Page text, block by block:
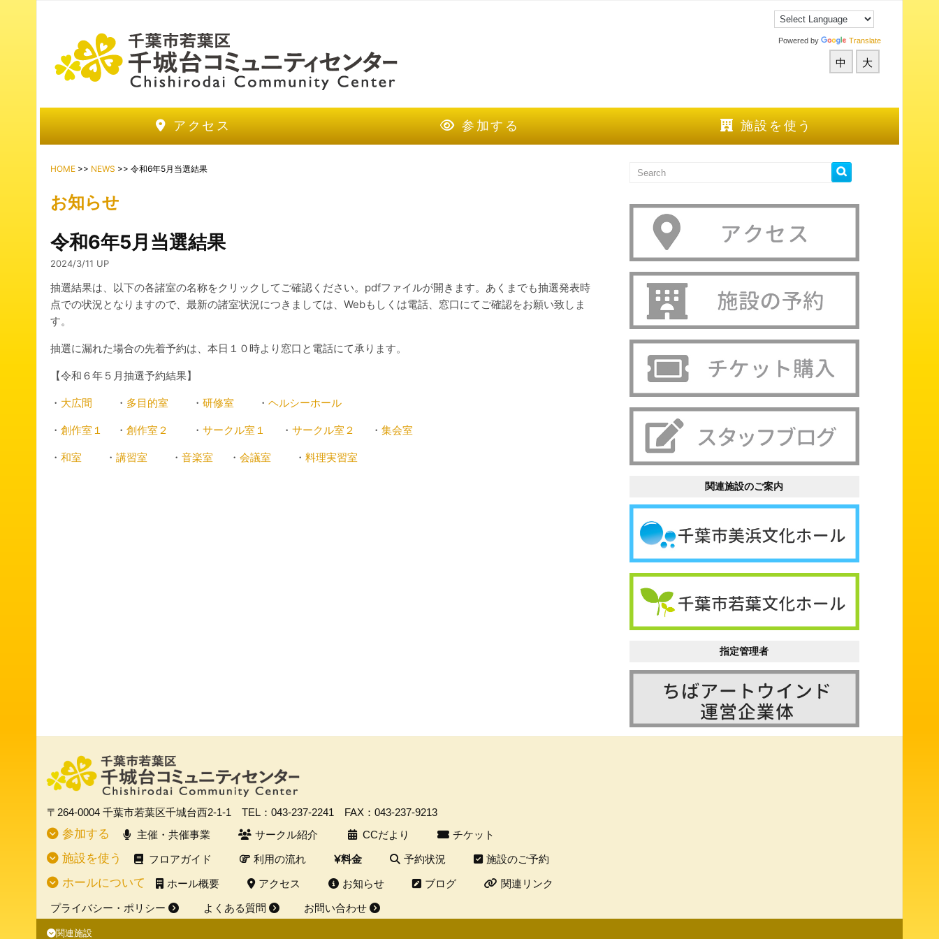
Powered by Translate
中 大
アクセス 参加する 施設を使う
HOME >> NEWS >> 令和6年5月当選結果
お知らせ
令和6年5月当選結果
2024/3/11 UP
抽選結果は、以下の各諸室の名称をクリックしてご確認ください。pdfファイルが開きます。あくまでも抽選発表時
点での状況となりますので、最新の諸室状況につきましては、Webもしくは電話、窓口にてご確認をお願い致しま
す。
抽選に漏れた場合の先着予約は、本日１０時より窓口と電話にて承ります。
【令和６年５月抽選予約結果】
・ 大広間 ・ 多目的室 ・ 研修室 ・ ヘルシーホール
・ 創作室１ ・ 創作室２ ・ サークル室１ ・ サークル室２ ・ 集会室
・ 和室 ・ 講習室 ・ 音楽室 ・ 会議室 ・ 料理実習室
関連施設のご案内
指定管理者
〒264-0004 千葉市若葉区千城台西2-1-1 TEL：043-237-2241 FAX：043-237-9213
参加する 主催・共催事業 サークル紹介 CCだより チケット
施設を使う フロアガイド 利用の流れ 料金 予約状況 施設のご予約
ホールについて ホール概要 アクセス お知らせ ブログ 関連リンク
プライバシー・ポリシー よくある質問 お問い合わせ
関連施設